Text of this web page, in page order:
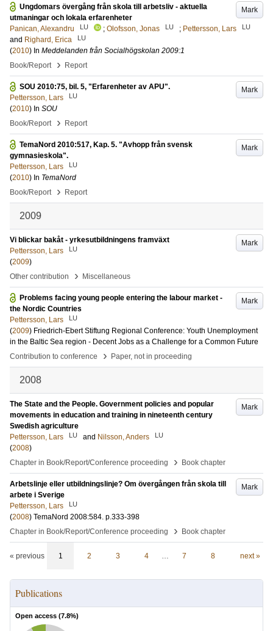
Mark
Ungdomars övergång från skola till arbetsliv - aktuella
utmaningar och lokala erfarenheter
Panican, Alexandru
LU ; Olofsson, Jonas LU ; Pettersson, Lars LU
and Righard, Erica LU
(2010) In Meddelanden från Socialhögskolan 2009:1
Book/Report
› Report
Mark
SOU 2010:75, bil. 5, "Erfarenheter av APU".
Pettersson, Lars
LU
(2010) In SOU
Book/Report
› Report
Mark
TemaNord 2010:517, Kap. 5. "Avhopp från svensk
gymnasieskola".
Pettersson, Lars
LU
(2010) In TemaNord
Book/Report
› Report
2009
Mark
Vi blickar bakåt - yrkesutbildningens framväxt
Pettersson, Lars
LU
(2009)
Other contribution
› Miscellaneous
Mark
Problems facing young people entering the labour market -
the Nordic Countries
Pettersson, Lars
LU
(2009) Friedrich-Ebert Stiftung Regional Conference: Youth Unemployment
in the Baltic Sea region - Decent Jobs as a Challenge for a Common Future
Contribution to conference
› Paper, not in proceeding
2008
Mark
The State and the People. Government policies and popular
movements in education and training in nineteenth century
Swedish agriculture
Pettersson, Lars
LU and Nilsson, Anders LU
(2008)
Chapter in Book/Report/Conference proceeding
› Book chapter
Mark
Arbetslinje eller utbildningslinje? Om övergången från skola till
arbete i Sverige
Pettersson, Lars
LU
(2008) TemaNord 2008:584. p.333-398
Chapter in Book/Report/Conference proceeding
› Book chapter
« previous 1 2 3 4 … 7 8 next »
Publications
Open access (7.8%)